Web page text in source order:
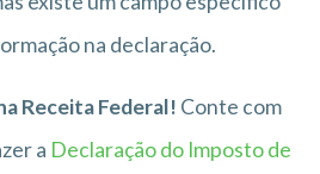
na declaração.
Receita Federal! Conte com
a Declaração do Imposto de